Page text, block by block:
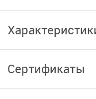
Сертификаты